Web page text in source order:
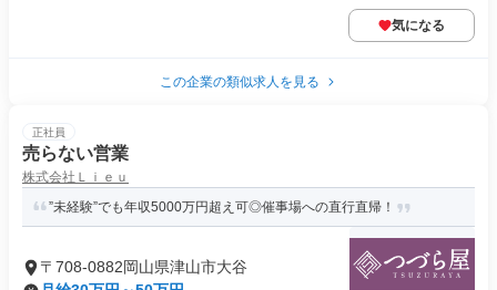
気になる
この企業の類似求人を見る
正社員
売らない営業
株式会社Ｌｉｅｕ
”未経験”でも年収5000万円超え可◎催事場への直行直帰！
〒708-0882岡山県津山市大谷